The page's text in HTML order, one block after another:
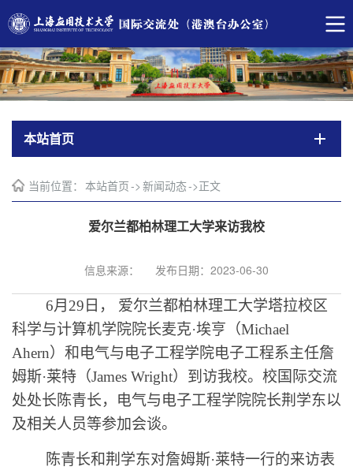
本站首页
当前位置： 本站首页->新闻动态->正文
爱尔兰都柏林理工大学来访我校
信息来源： 发布日期：2023-06-30
6月29日， 爱尔兰都柏林理工大学塔拉校区
科学与计算机学院院长麦克·埃亨（Michael
Ahern）和电气与电子工程学院电子工程系主任詹
姆斯·莱特（James Wright）到访我校。校国际交流
处处长陈青长，电气与电子工程学院院长荆学东以
及相关人员等参加会谈。
陈青长和荆学东对詹姆斯·莱特一行的来访表